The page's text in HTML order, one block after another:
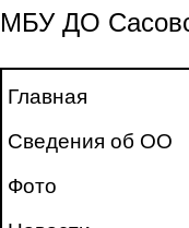
МБУ ДО
Главная
Сведения об ОО
Фото